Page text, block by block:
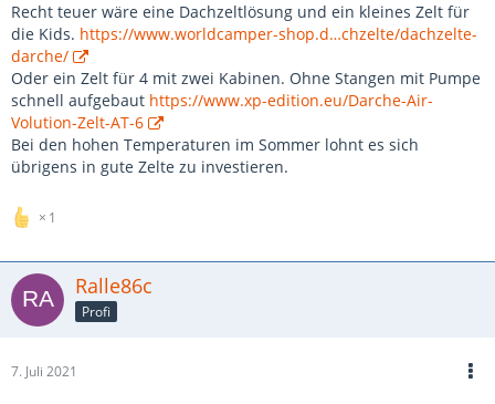
Recht teuer wäre eine Dachzeltlösung und ein kleines Zelt für
die Kids. https://www.worldcamper-shop.d…chzelte/dachzelte-
darche/
Oder ein Zelt für 4 mit zwei Kabinen. Ohne Stangen mit Pumpe
schnell aufgebaut https://www.xp-edition.eu/Darche-Air-
Volution-Zelt-AT-6
Bei den hohen Temperaturen im Sommer lohnt es sich
übrigens in gute Zelte zu investieren.
1
Ralle86c
Profi
7. Juli 2021